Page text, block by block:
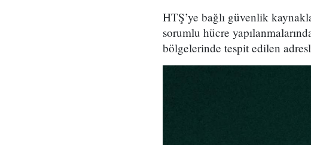
HTŞ’ye bağlı güvenlik
sorumlu hücre
bölgelerinde tespit edilen